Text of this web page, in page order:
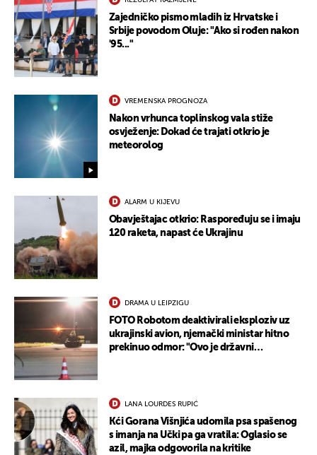
Zajedničko pismo mladih iz Hrvatske i
Srbije povodom Oluje: "Ako si rođen nakon
'95..."
VREMENSKA PROGNOZA
Nakon vrhunca toplinskog vala stiže
osvježenje: Dokad će trajati otkrio je
meteorolog
ALARM U KIJEVU
Obavještajac otkrio: Raspoređuju se i imaju
120 raketa, napast će Ukrajinu
DRAMA U LEIPZIGU
FOTO Robotom deaktivirali eksploziv uz
ukrajinski avion, njemački ministar hitno
prekinuo odmor: "Ovo je državni
LANA LOURDES RUPIĆ
Kći Gorana Višnjića udomila psa spašenog
s imanja na Učki pa ga vratila: Oglasio se
azil, majka odgovorila na kritike
UKLJUČITE NOTIFIKACIJE